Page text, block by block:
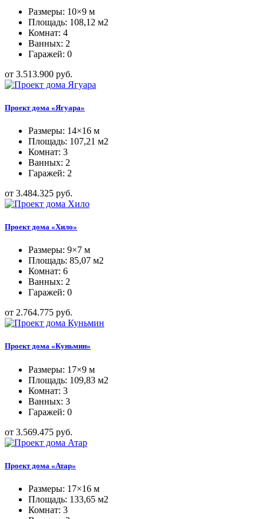
Размеры: 10×9 м
Площадь: 108,12 м2
Комнат: 4
Ванных: 2
Гаражей: 0
от 3.513.900 руб.
Проект дома «Ягуара»
Размеры: 14×16 м
Площадь: 107,21 м2
Комнат: 3
Ванных: 2
Гаражей: 2
от 3.484.325 руб.
Проект дома «Хило»
Размеры: 9×7 м
Площадь: 85,07 м2
Комнат: 6
Ванных: 2
Гаражей: 0
от 2.764.775 руб.
Проект дома «Куньмин»
Размеры: 17×9 м
Площадь: 109,83 м2
Комнат: 3
Ванных: 3
Гаражей: 0
от 3.569.475 руб.
Проект дома «Атар»
Размеры: 17×16 м
Площадь: 133,65 м2
Комнат: 3